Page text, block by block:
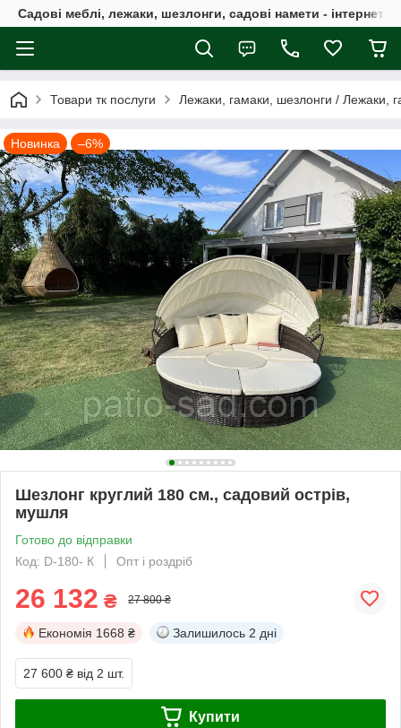
Садові меблі, лежаки, шезлонги, садові намети - інтернет-
Товари тк послуги Лежаки, гамаки, шезлонги / Лежаки,
Новинка –6%
Шезлонг круглий 180 см., садовий острів,
мушля
Готово до відправки
Код: D-180- К
Опт і роздріб
26 132 ₴ 27 800 ₴
Економія 1668 ₴ Залишилось 2 дні
27 600 ₴ від 2 шт.
Купити